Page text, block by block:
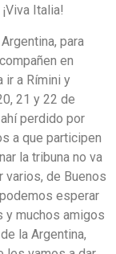
Italia!
para
en
ir a Rímini y
21 y 22 de
perdido por
a que participen
la tribuna no va
varios, de Buenos
esperar
y muchos amigos
la Argentina,